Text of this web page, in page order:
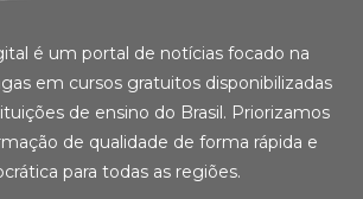
é um portal de notícias focado na
em cursos gratuitos disponibilizadas
de ensino do Brasil. Priorizamos
de qualidade de forma rápida e
para todas as regiões.